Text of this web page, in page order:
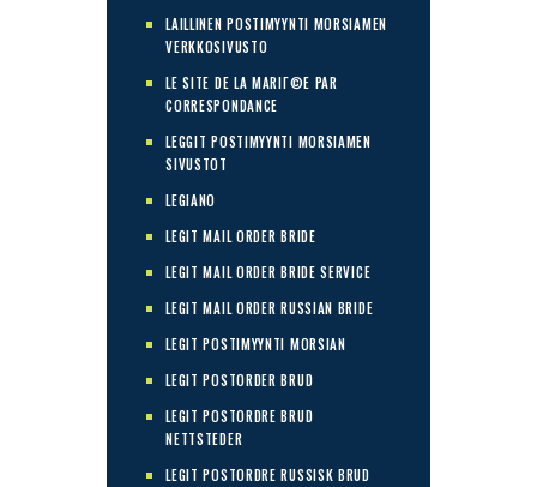
LAILLINEN POSTIMYYNTI MORSIAMEN
VERKKOSIVUSTO
LE SITE DE LA MARIГ©E PAR
CORRESPONDANCE
LEGGIT POSTIMYYNTI MORSIAMEN
SIVUSTOT
LEGIANO
LEGIT MAIL ORDER BRIDE
LEGIT MAIL ORDER BRIDE SERVICE
LEGIT MAIL ORDER RUSSIAN BRIDE
LEGIT POSTIMYYNTI MORSIAN
LEGIT POSTORDER BRUD
LEGIT POSTORDRE BRUD
NETTSTEDER
LEGIT POSTORDRE RUSSISK BRUD